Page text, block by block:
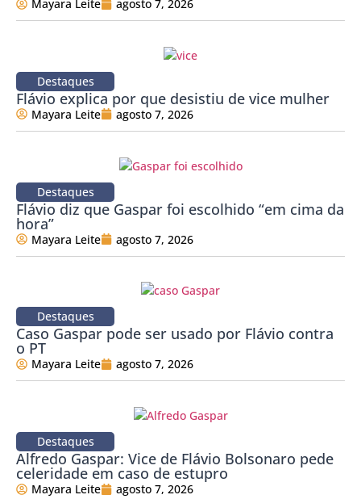
Mayara Leite agosto 7, 2026
Destaques
Flávio explica por que desistiu de vice mulher
Mayara Leite agosto 7, 2026
Destaques
Flávio diz que Gaspar foi escolhido “em cima da
hora”
Mayara Leite agosto 7, 2026
Destaques
Caso Gaspar pode ser usado por Flávio contra
o PT
Mayara Leite agosto 7, 2026
Destaques
Alfredo Gaspar: Vice de Flávio Bolsonaro pede
celeridade em caso de estupro
Mayara Leite agosto 7, 2026